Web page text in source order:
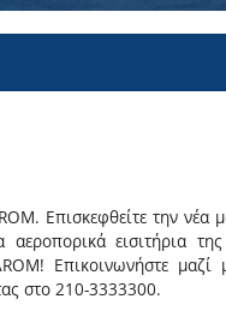
Επισκεφθείτε την νέα
εισιτήρια
Επικοινωνήστε μαζί
στο 210-3333300.